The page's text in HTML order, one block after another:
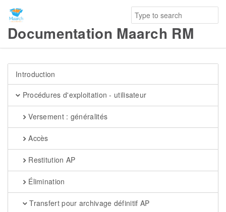
Documentation Maarch RM
Introduction
Procédures d'exploitation - utilisateur
Versement : généralités
Accès
Restitution AP
Élimination
Transfert pour archivage définitif AP